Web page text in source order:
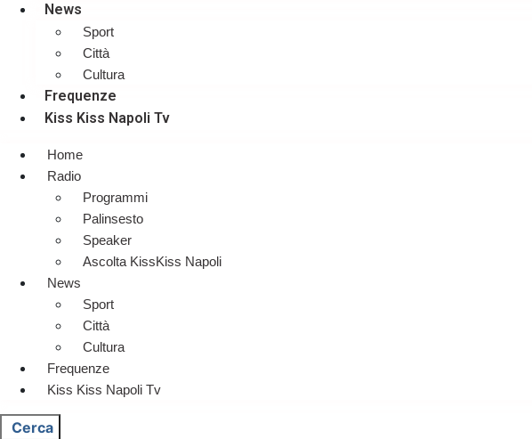
News
Sport
Città
Cultura
Frequenze
Kiss Kiss Napoli Tv
Home
Radio
Programmi
Palinsesto
Speaker
Ascolta KissKiss Napoli
News
Sport
Città
Cultura
Frequenze
Kiss Kiss Napoli Tv
Cerca